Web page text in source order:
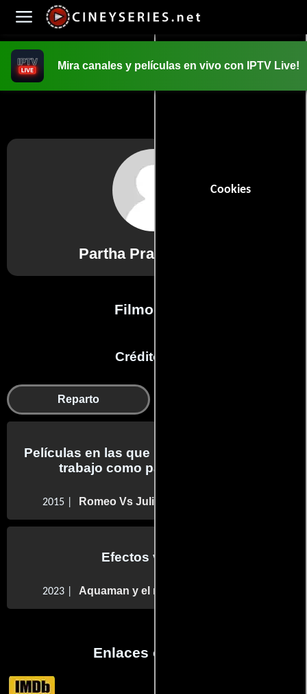
Cookies
Mira canales y películas en vivo con IPTV Live!
Partha Pratim Sarkar
Filmografía
Créditos en:
Reparto
Películas en las que Partha Pratim Sarkar
trabajo como parte del reparto
2015 | Romeo Vs Juliet
Efectos visuales
2023 | Aquaman y el reino perdido
Enlaces externos